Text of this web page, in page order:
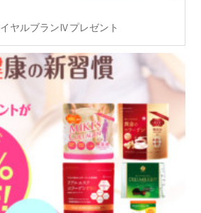
イヤルブランⅣプレゼント